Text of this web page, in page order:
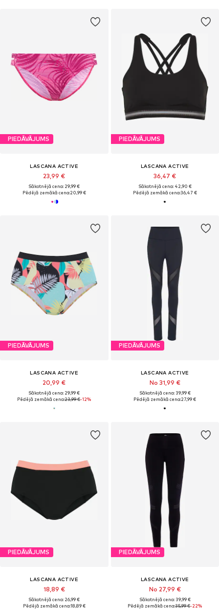
PIEDĀVĀJUMS
LASCANA ACTIVE
23,99 €
Sākotnējā cena: 29,99 €
Pēdējā zemākā cena:20,99 €
PIEDĀVĀJUMS
LASCANA ACTIVE
36,47 €
Sākotnējā cena: 42,90 €
Pēdējā zemākā cena:36,47 €
PIEDĀVĀJUMS
LASCANA ACTIVE
20,99 €
Sākotnējā cena: 29,99 €
Pēdējā zemākā cena:23,99 €-12%
PIEDĀVĀJUMS
LASCANA ACTIVE
No 31,99 €
Sākotnējā cena: 39,99 €
Pēdējā zemākā cena:27,99 €
PIEDĀVĀJUMS
LASCANA ACTIVE
18,89 €
Sākotnējā cena: 26,99 €
Pēdējā zemākā cena:18,89 €
PIEDĀVĀJUMS
LASCANA ACTIVE
No 27,99 €
Sākotnējā cena: 39,99 €
Pēdējā zemākā cena:35,99 €-22%